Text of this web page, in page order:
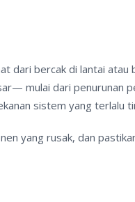
dari bercak di lantai atau
mulai dari penurunan
sistem yang terlalu
yang rusak, dan